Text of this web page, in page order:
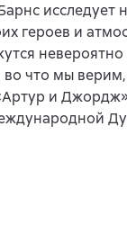
исследует
героев и
во что мы
и